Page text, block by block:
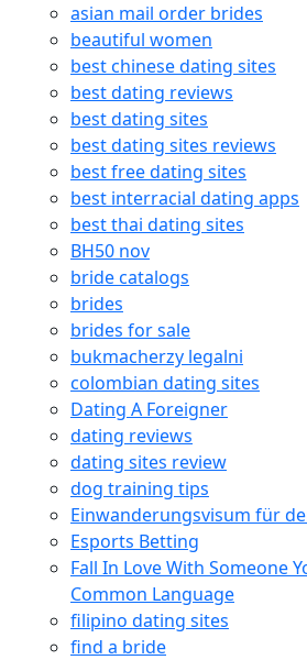
asian mail order brides
beautiful women
best chinese dating sites
best dating reviews
best dating sites
best dating sites reviews
best free dating sites
best interracial dating apps
best thai dating sites
BH50 nov
bride catalogs
brides
brides for sale
bukmacherzy legalni
colombian dating sites
Dating A Foreigner
dating reviews
dating sites review
dog training tips
Einwanderungsvisum für
Esports Betting
Fall In Love With Someone
Common Language
filipino dating sites
find a bride